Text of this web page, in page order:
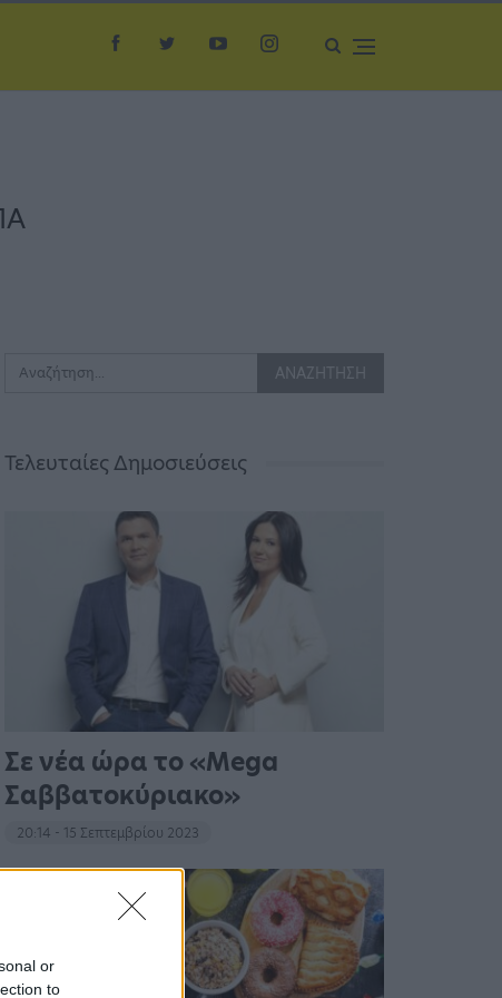
or
to
Τελευταίες Δημοσιεύσεις
Σε νέα ώρα το «Mega
Σαββατοκύριακο»
20:14 - 15 Σεπτεμβρίου 2023